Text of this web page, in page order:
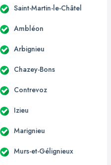
Saint-Martin-le-Châtel
Ambléon
Arbignieu
Chazey-Bons
Contrevoz
Izieu
Marignieu
Murs-et-Gélignieux